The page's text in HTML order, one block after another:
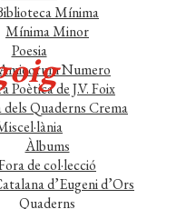
Mínima
Mínima Minor
Poesia
Numero
Poètica de J.V. Foix
dels Quaderns Crema
Àlbums
de col·lecció
d’Eugeni d’Ors
Quaderns